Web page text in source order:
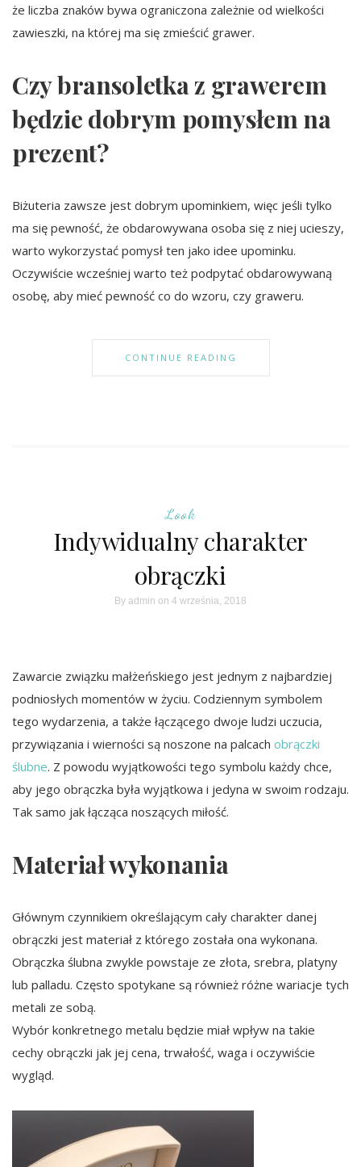
że liczba znaków bywa ograniczona zależnie od wielkości
zawieszki, na której ma się zmieścić grawer.
Czy bransoletka z grawerem
będzie dobrym pomysłem na
prezent?
Biżuteria zawsze jest dobrym upominkiem, więc jeśli tylko
ma się pewność, że obdarowywana osoba się z niej ucieszy,
warto wykorzystać pomysł ten jako idee upominku.
Oczywiście wcześniej warto też podpytać obdarowywaną
osobę, aby mieć pewność co do wzoru, czy graweru.
CONTINUE READING
Look
Indywidualny charakter
obrączki
By admin on 4 września, 2018
Zawarcie związku małżeńskiego jest jednym z najbardziej
podniosłych momentów w życiu. Codziennym symbolem
tego wydarzenia, a także łączącego dwoje ludzi uczucia,
przywiązania i wierności są noszone na palcach obrączki
ślubne. Z powodu wyjątkowości tego symbolu każdy chce,
aby jego obrączka była wyjątkowa i jedyna w swoim rodzaju.
Tak samo jak łącząca noszących miłość.
Materiał wykonania
Głównym czynnikiem określającym cały charakter danej
obrączki jest materiał z którego została ona wykonana.
Obrączka ślubna zwykle powstaje ze złota, srebra, platyny
lub palladu. Często spotykane są również różne wariacje tych
metali ze sobą.
Wybór konkretnego metalu będzie miał wpływ na takie
cechy obrączki jak jej cena, trwałość, waga i oczywiście
wygląd.